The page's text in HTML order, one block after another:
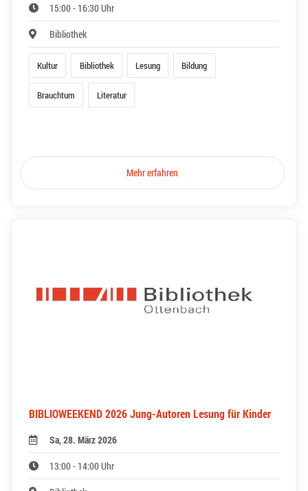
15:00 - 16:30 Uhr
Bibliothek
Kultur Bibliothek Lesung Bildung
Brauchtum Literatur
Mehr erfahren
BIBLIOWEEKEND 2026 Jung-Autoren Lesung für Kinder
Sa, 28. März 2026
13:00 - 14:00 Uhr